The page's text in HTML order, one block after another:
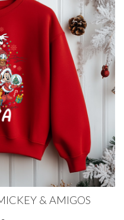
& AMIGOS